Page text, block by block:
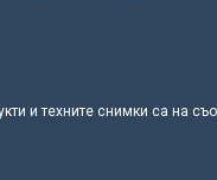
и техните снимки са на